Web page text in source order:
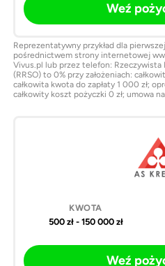
Weź
Reprezentatywny przykład dla
pośrednictwem strony internetowej
Vivus.pl lub przez telefon: Rzeczywista
(RRSO) to 0% przy założeniach:
całkowita kwota do zapłaty 1 000 zł;
całkowity koszt pożyczki 0 zł; umowa
500 zł - 150 000 zł
Weź